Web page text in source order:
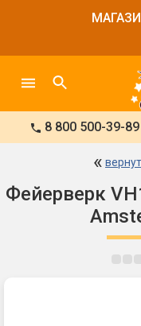
8 800 500-39-89
«
Фейерверк